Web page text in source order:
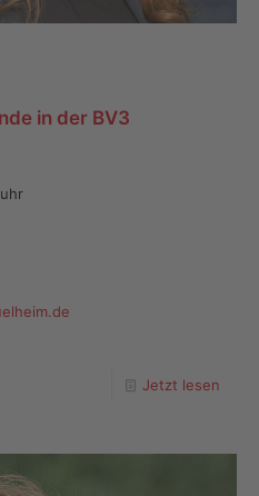
in der BV3
Jetzt lesen